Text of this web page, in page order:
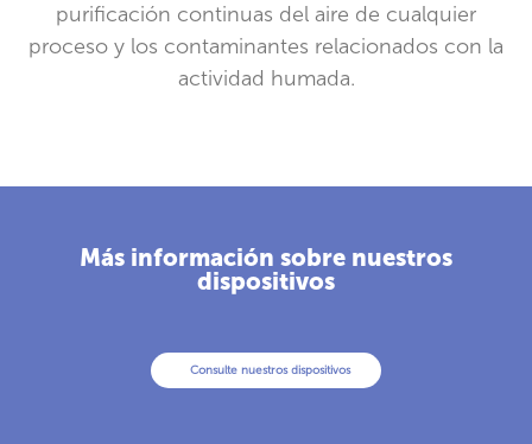
purificación continuas del aire de cualquier
proceso y los contaminantes relacionados con la
actividad humada.
Más información sobre nuestros
dispositivos
Consulte nuestros dispositivos